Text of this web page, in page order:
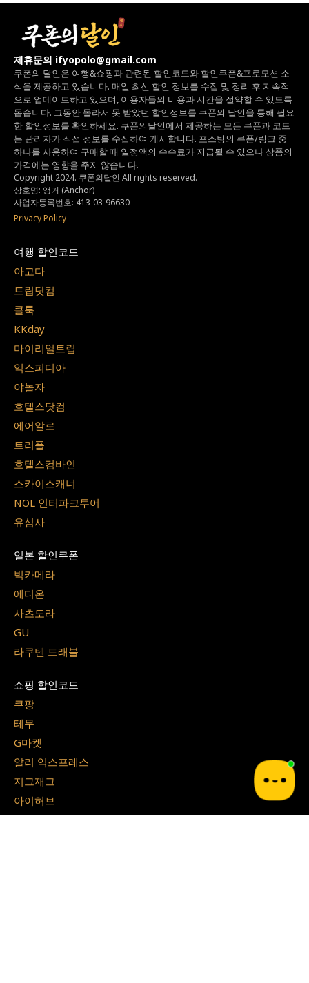
제휴문의 ifyopolo@gmail.com
쿠폰의 달인은 여행&쇼핑과 관련된 할인코드와 할인쿠폰&프로모션 소
식을 제공하고 있습니다. 매일 최신 할인 정보를 수집 및 정리 후 지속적
으로 업데이트하고 있으며, 이용자들의 비용과 시간을 절약할 수 있도록
돕습니다. 그동안 몰라서 못 받았던 할인정보를 쿠폰의 달인을 통해 필요
한 할인정보를 확인하세요. 쿠폰의달인에서 제공하는 모든 쿠폰과 코드
는 관리자가 직접 정보를 수집하여 게시합니다. 포스팅의 쿠폰/링크 중
하나를 사용하여 구매할 때 일정액의 수수료가 지급될 수 있으나상품의
가격에는 영향을 주지 않습니다.
Copyright 2024. 쿠폰의달인 All rights reserved.
상호명: 앵커 (Anchor)
사업자등록번호: 413-03-96630
Privacy Policy
여행 할인코드
아고다
트립닷컴
클룩
KKday
마이리얼트립
익스피디아
야놀자
호텔스닷컴
에어알로
트리플
호텔스컴바인
스카이스캐너
NOL 인터파크투어
유심사
일본 할인쿠폰
빅카메라
에디온
사츠도라
GU
라쿠텐 트래블
쇼핑 할인코드
쿠팡
테무
G마켓
알리 익스프레스
지그재그
아이허브